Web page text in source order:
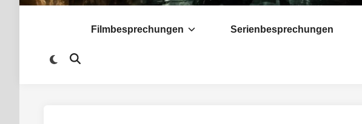
Filmbesprechungen Serienbesprechungen
Zu
Suche